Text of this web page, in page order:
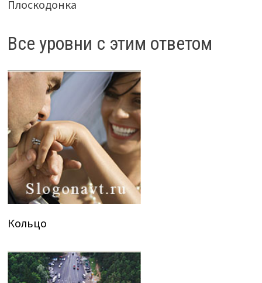
Плоскодонка
Все уровни с этим ответом
Кольцо